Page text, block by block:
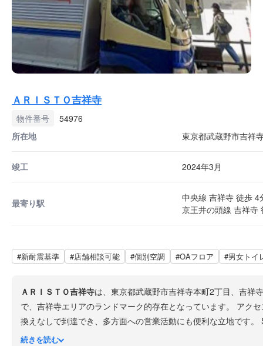
ＡＲＩＳＴＯ吉祥寺
物件番号
54976
所在地
東京都武蔵野市吉祥
竣工 2024年3月
最寄り駅
中央線 吉祥寺 徒歩 4
京王井の頭線 吉祥寺
#新耐震基準 #店舗相談可能 #個別空調 #OAフロア #男女トイ
ＡＲＩＳＴＯ吉祥寺は、東京都武蔵野市吉祥寺本町2丁目、吉祥
で、吉祥寺
換えなしで到達でき、多方面への営業活動にも便利な立地です。 S造（鉄骨造）の地上10階建てで、竣工は2024年3月、築約2年の新築物件です。エレベーター1基、個別空調、男
女別トイレを完備。各フロアでバルコニーの形状や大きさが異
続きを読む